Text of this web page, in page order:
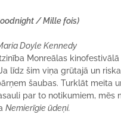
/ Mille fois)
Doyle Kennedy
Monreālas kinofestivālā
līdz šim viņa grūtajā un
šaubas. Turklāt meita
par to notikumiem, mēs
Nemierīgie ūdeņi.